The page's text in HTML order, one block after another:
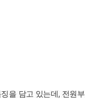
을 담고 있는데, 전원